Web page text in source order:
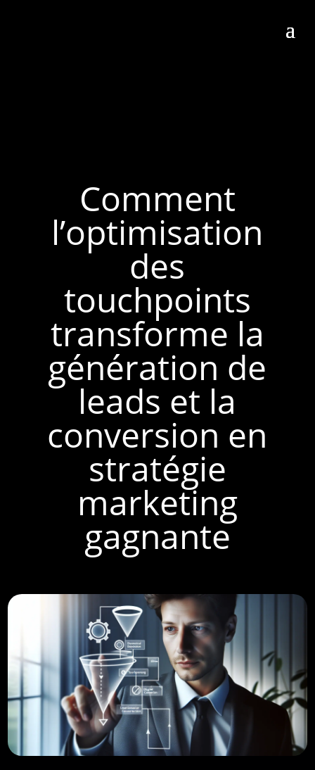
Comment
l’optimisation
des
touchpoints
transforme la
génération de
leads et la
conversion en
stratégie
marketing
gagnante